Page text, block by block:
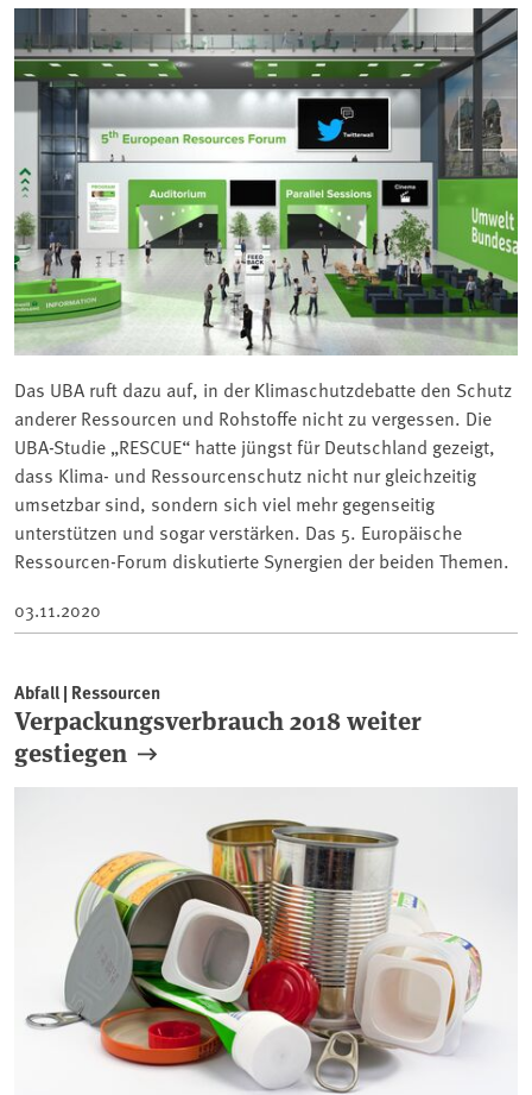
Das UBA ruft dazu auf, in der Klimaschutzdebatte den Schutz
anderer Ressourcen und Rohstoffe nicht zu vergessen. Die
UBA-Studie „RESCUE“ hatte jüngst für Deutschland gezeigt,
dass Klima- und Ressourcenschutz nicht nur gleichzeitig
umsetzbar sind, sondern sich viel mehr gegenseitig
unterstützen und sogar verstärken. Das 5. Europäische
Ressourcen-Forum diskutierte Synergien der beiden Themen.
03.11.2020
Abfall | Ressourcen
Verpackungsverbrauch 2018 weiter
gestiegen